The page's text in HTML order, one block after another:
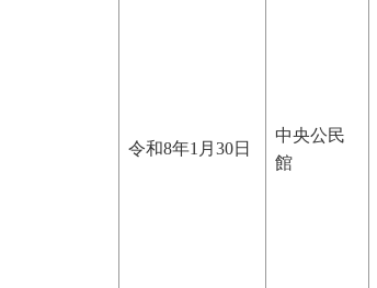
令和8年1月30日
中央公民
館